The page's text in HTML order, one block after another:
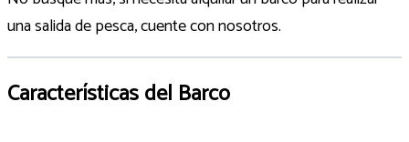
una salida de pesca, cuente con nosotros.
Características del Barco